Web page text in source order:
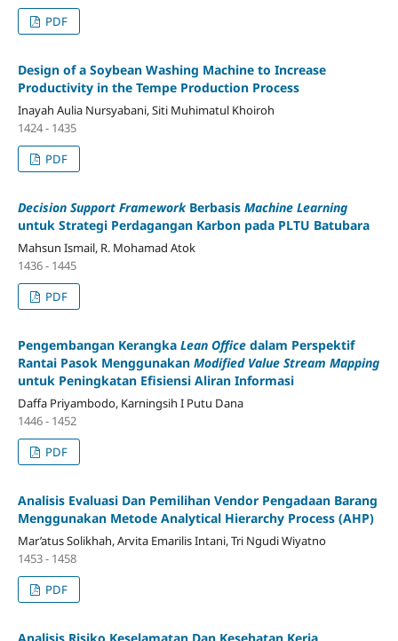
PDF
Design of a Soybean Washing Machine to Increase
Productivity in the Tempe Production Process
Inayah Aulia Nursyabani, Siti Muhimatul Khoiroh
1424 - 1435
PDF
Decision Support FrameworkBerbasis Machine Learning
untuk Strategi Perdagangan Karbon pada PLTU Batubara
Mahsun Ismail, R. Mohamad Atok
1436 - 1445
PDF
Pengembangan Kerangka Lean Office dalam Perspektif
Rantai Pasok Menggunakan Modified Value Stream Mapping
untuk Peningkatan Efisiensi Aliran Informasi
Daffa Priyambodo, Karningsih I Putu Dana
1446 - 1452
PDF
Analisis Evaluasi Dan Pemilihan Vendor Pengadaan Barang
Menggunakan Metode Analytical Hierarchy Process (AHP)
Mar’atus Solikhah, Arvita Emarilis Intani, Tri Ngudi Wiyatno
1453 - 1458
PDF